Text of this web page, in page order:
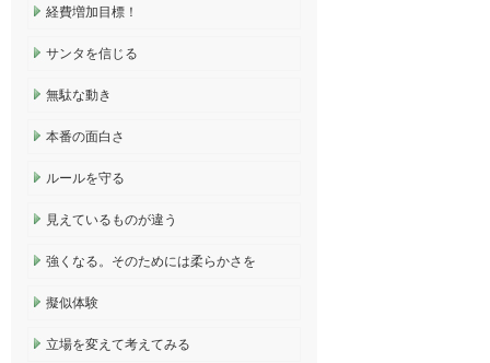
経費増加目標！
サンタを信じる
無駄な動き
本番の面白さ
ルールを守る
見えているものが違う
強くなる。そのためには柔らかさを
擬似体験
立場を変えて考えてみる